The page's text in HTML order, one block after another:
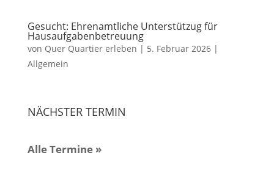
Gesucht: Ehrenamtliche Unterstützug für
Hausaufgabenbetreuung
von Quer Quartier erleben | 5. Februar 2026|
Allgemein
NÄCHSTER TERMIN
Alle Termine »